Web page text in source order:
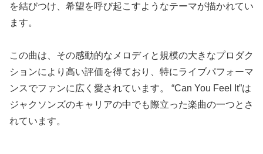
を結びつけ、希望を呼び起こすようなテーマが描かれてい
ます。
この曲は、その感動的なメロディと規模の大きなプロダク
ションにより高い評価を得ており、特にライブパフォーマ
ンスでファンに広く愛されています。 “Can You Feel It”は
ジャクソンズのキャリアの中でも際立った楽曲の一つとさ
れています。